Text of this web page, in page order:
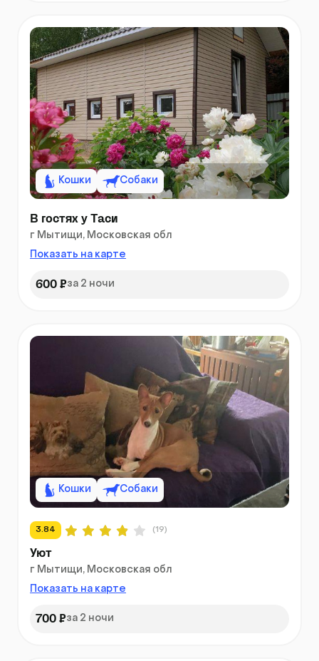
Кошки Собаки
В гостях у Таси
г Мытищи, Московская обл
Показать на карте
600 ₽за 2 ночи
Кошки Собаки
3.84 (19)
Уют
г Мытищи, Московская обл
Показать на карте
700 ₽за 2 ночи